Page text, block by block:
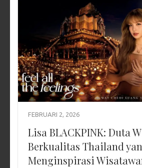
FEBRUARI 2, 2026
Lisa BLACKPINK: Duta
Berkualitas Thailand
Menginspirasi